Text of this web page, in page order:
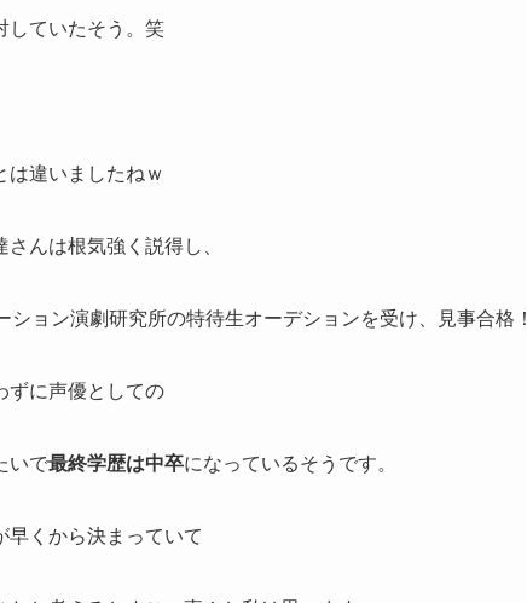
していたそう。笑
は違いましたねｗ
んは根気強く説得し、
ション演劇研究所の特待生オーデションを受け、見事合格！
ずに声優としての
いで最終学歴は中卒になっているそうです。
早くから決まっていて